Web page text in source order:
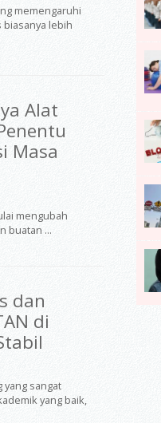
memengaruhi
lebih
Alat
Masa
mengubah
buatan ...
dan
di
sangat
yang baik,